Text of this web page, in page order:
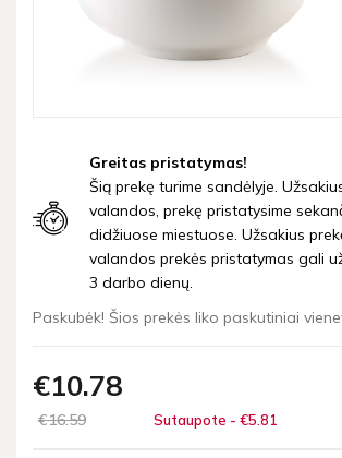
Greitas pristatymas!
Šią prekę turime sandėlyje.
valandos, prekę pristatysime
didžiuose miestuose. Užsakius
valandos prekės pristatymas gali
3 darbo dienų.
Paskubėk! Šios prekės liko paskutiniai
€10 78
€1659 Sutaupote - €5 81